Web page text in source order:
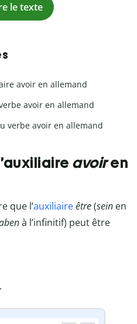
le texte
avoir en allemand
avoir en allemand
verbe avoir en allemand
avoiren
que l’auxiliaireêtre(sein en
à l’infinitif) peut être